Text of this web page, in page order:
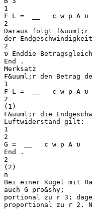
1
​F​ L​ = ​ __ ​ ​ c​ w​ ρ A ​υ​
2
Daraus folgt f&uuml;r
der Endgeschwindigkeit​
2 ​
υ ​End​die
End .
Merksatz
F&uuml;r den Betrag
1
​F​ L​ = ​ __ ​ ​ c​ w​ ρ A ​υ​
2
(1)
F&uuml;r die
Luftwiderstand gilt:
1
2 ​
G = ​ __ ​ ​c​ w​ ρ A υ ​
End .
2
(2)
n
Bei einer Kugel mit
auch G pro&shy;
portional zu r​​ 3​;
proportional zu r​​ 2​.